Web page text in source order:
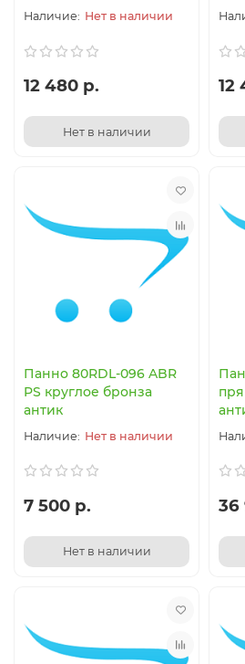
Нет в наличии
12 480 р.
Нет в наличии
12
Панно 80RDL-096 ABR
PS круглое бронза
антик
Нет в наличии
7 500 р.
Нет в наличии
36